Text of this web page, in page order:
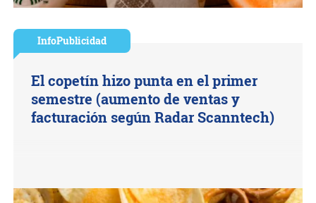
InfoPublicidad
El copetín hizo punta en el primer
semestre (aumento de ventas y
facturación según Radar Scanntech)